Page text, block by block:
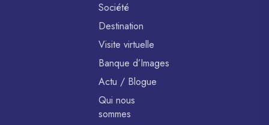
Société
Destination
Visite virtuelle
Banque d’Images
Actu / Blogue
Qui nous
sommes